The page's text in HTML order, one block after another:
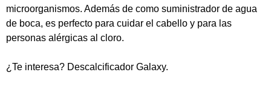
microorganismos. Además de como suministrador de agua
de boca, es perfecto para cuidar el cabello y para las
personas alérgicas al cloro.
¿Te interesa? Descalcificador Galaxy.